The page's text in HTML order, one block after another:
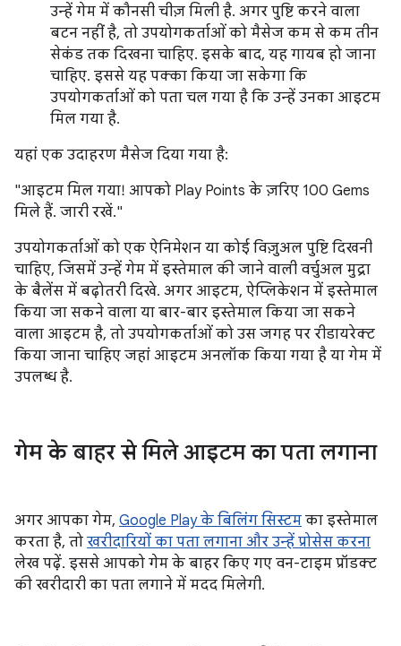
उन्हें गेम में कौनसी चीज़ मिली है. अगर पुष्टि करने वाला
बटन नहीं है, तो उपयोगकर्ताओं को मैसेज कम से कम तीन
सेकंड तक दिखना चाहिए. इसके बाद, यह गायब हो जाना
चाहिए. इससे यह पक्का किया जा सकेगा कि
उपयोगकर्ताओं को पता चल गया है कि उन्हें उनका आइटम
मिल गया है.
यहां एक उदाहरण मैसेज दिया गया है:
"आइटम मिल गया! आपको Play Points के ज़रिए 100 Gems
मिले हैं. जारी रखें."
उपयोगकर्ताओं को एक ऐनिमेशन या कोई विज़ुअल पुष्टि दिखनी
चाहिए, जिसमें उन्हें गेम में इस्तेमाल की जाने वाली वर्चुअल मुद्रा
के बैलेंस में बढ़ोतरी दिखे. अगर आइटम, ऐप्लिकेशन में इस्तेमाल
किया जा सकने वाला या बार-बार इस्तेमाल किया जा सकने
वाला आइटम है, तो उपयोगकर्ताओं को उस जगह पर रीडायरेक्ट
किया जाना चाहिए जहां आइटम अनलॉक किया गया है या गेम में
उपलब्ध है.
गेम के बाहर से मिले आइटम का पता लगाना
अगर आपका गेम, Google Play के बिलिंग सिस्टम का इस्तेमाल
करता है, तो खरीदारियों का पता लगाना और उन्हें प्रोसेस करना
लेख पढ़ें. इससे आपको गेम के बाहर किए गए वन-टाइम प्रॉडक्ट
की खरीदारी का पता लगाने में मदद मिलेगी.